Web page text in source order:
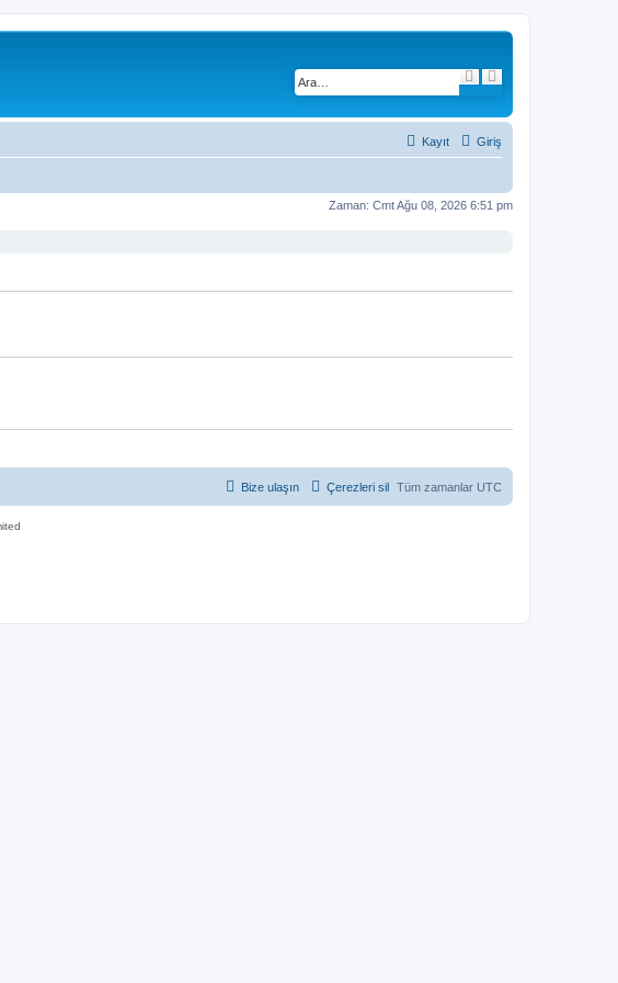
r
e
r
a
Giriş
Kayıt
Zaman: Cmt Ağu 08, 2026 6:51 pm
Tüm zamanlar UTC
Çerezleri sil
Bize ulaşın